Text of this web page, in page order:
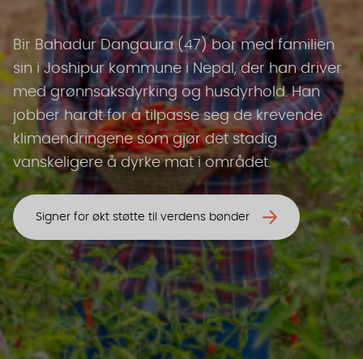
Bir Bahadur Dangaura (47) bor med familien
sin i Joshipur kommune i Nepal, der han driver
med grønnsaksdyrking og husdyrhold. Han
jobber hardt for å tilpasse seg de krevende
klimaendringene som gjør det stadig
vanskeligere å dyrke mat i området.
Signer for økt støtte til verdens bønder